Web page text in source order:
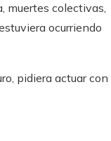
muertes colectivas,
ocurriendo
pidiera actuar con